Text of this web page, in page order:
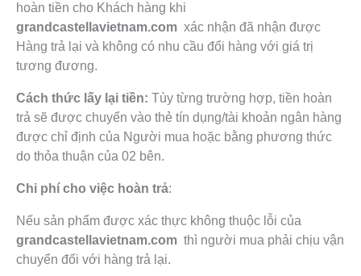
hoàn tiền cho Khách hàng khi
grandcastellavietnam.com xác nhận đã nhận được
Hàng trả lại và không có nhu cầu đổi hàng với giá trị
tương đương.
Cách thức lấy lại tiền: Tùy từng trường hợp, tiền hoàn
trả sẽ được chuyển vào thẻ tín dụng/tài khoản ngân hàng
được chỉ định của Người mua hoặc bằng phương thức
do thỏa thuận của 02 bên.
Chi phí cho việc hoàn trả:
Nếu sản phẩm được xác thực không thuộc lỗi của
grandcastellavietnam.com thì người mua phải chịu vận
chuyển đối với hàng trả lại.